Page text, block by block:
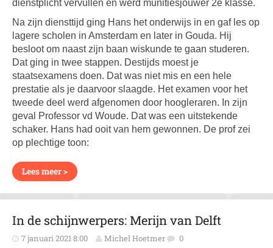
dienstplicht vervullen en werd munitiesjouwer 2e klasse.
Na zijn diensttijd ging Hans het onderwijs in en gaf les op
lagere scholen in Amsterdam en later in Gouda. Hij
besloot om naast zijn baan wiskunde te gaan studeren.
Dat ging in twee stappen. Destijds moest je
staatsexamens doen. Dat was niet mis en een hele
prestatie als je daarvoor slaagde. Het examen voor het
tweede deel werd afgenomen door hoogleraren. In zijn
geval Professor vd Woude. Dat was een uitstekende
schaker. Hans had ooit van hem gewonnen. De prof zei
op plechtige toon:
Lees meer >
In de schijnwerpers: Merijn van Delft
7 januari 2021 8:00 Michel Hoetmer 0